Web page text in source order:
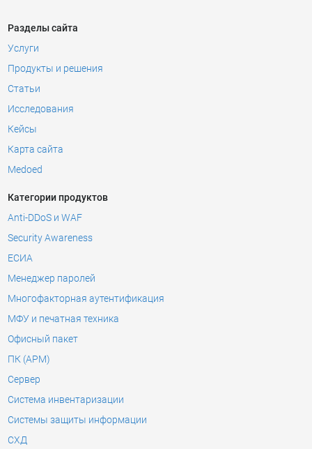
Разделы сайта
Услуги
Продукты и решения
Статьи
Исследования
Кейсы
Карта сайта
Medoed
Категории продуктов
Anti-DDoS и WAF
Security Awareness
ЕСИА
Менеджер паролей
Многофакторная аутентификация
МФУ и печатная техника
Офисный пакет
ПК (АРМ)
Сервер
Система инвентаризации
Системы защиты информации
СХД